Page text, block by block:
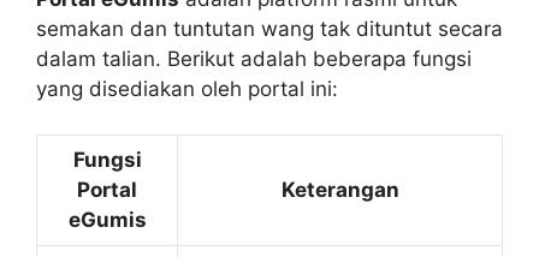
semakan dan tuntutan wang tak dituntut secara
dalam talian. Berikut adalah beberapa fungsi
yang disediakan oleh portal ini:
Fungsi
Portal
eGumis
Keterangan